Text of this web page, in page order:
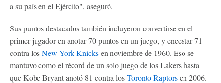
a su país en el Ejército", aseguró.
Sus puntos destacados también incluyeron convertirse en el
primer jugador en anotar 70 puntos en un juego, y encestar 71
contra losNew York Knicksen noviembre de 1960. Eso se
mantuvo como el récord de un solo juego de los Lakers hasta
que Kobe Bryant anotó 81 contra losToronto Raptorsen 2006.